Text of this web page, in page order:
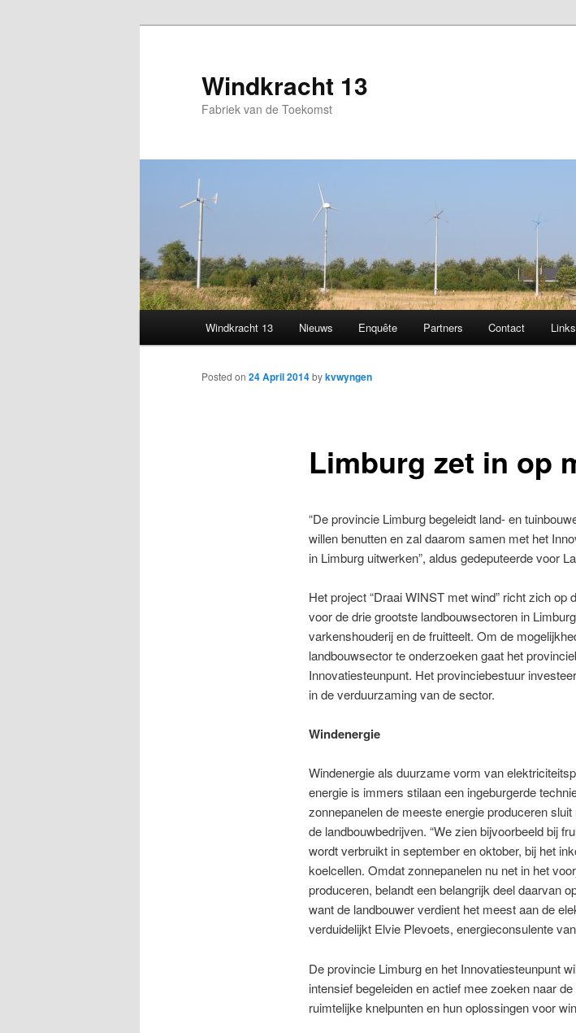
Windkracht 13
Fabriek van de Toekomst
Skip
to
Windkracht 13 Nieuws Enquête Partners Contact Links
Limburg zet in op
Posted on 24 April 2014bykvwyngen
“De provincie Limburg begeleidt land- en
willen benutten en zal daarom samen met het
in Limburg uitwerken”, aldus gedeputeerde voor
Het project “Draai WINST met wind” richt zich op
voor de drie grootste landbouwsectoren in
varkenshouderij en de fruitteelt. Om de
landbouwsector te onderzoeken gaat het
Innovatiesteunpunt. Het provinciebestuur
in de verduurzaming van de sector.
Windenergie
Windenergie als duurzame vorm van
energie is immers stilaan een ingeburgerde
zonnepanelen de meeste energie produceren
de landbouwbedrijven. “We zien bijvoorbeeld bij
wordt verbruikt in september en oktober, bij het
koelcellen. Omdat zonnepanelen nu net in het
produceren, belandt een belangrijk deel daarvan
want de landbouwer verdient het meest aan de
verduidelijkt Elvie Plevoets, energieconsulente
De provincie Limburg en het Innovatiesteunpunt
intensief begeleiden en actief mee zoeken naar
ruimtelijke knelpunten en hun oplossingen voor